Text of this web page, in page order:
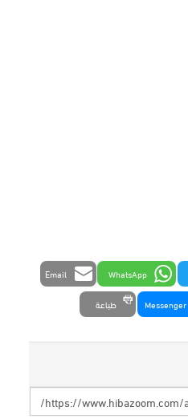
WhatsApp
Email
Messenger طباعة